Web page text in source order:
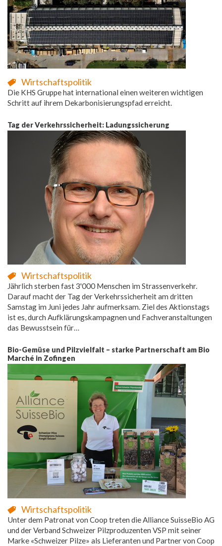
Wirtschaftspolitik
Die KHS Gruppe hat international einen weiteren wichtigen
Schritt auf ihrem Dekarbonisierungspfad erreicht.
Tag der Verkehrssicherheit: Ladungssicherung
Wirtschaftspolitik
Jährlich sterben fast 3'000 Menschen im Strassenverkehr.
Darauf macht der Tag der Verkehrssicherheit am dritten
Samstag im Juni jedes Jahr aufmerksam. Ziel des Aktionstags
ist es, durch Aufklärungskampagnen und Fachveranstaltungen
das Bewusstsein für…
Bio-Gemüse und Pilzvielfalt – starke Partnerschaft am Bio
Marché in Zofingen
Wirtschaftspolitik
Unter dem Patronat von Coop treten die Alliance SuisseBio AG
und der Verband Schweizer Pilzproduzenten VSP mit seiner
Marke «Schweizer Pilze» als Lieferanten und Partner von Coop